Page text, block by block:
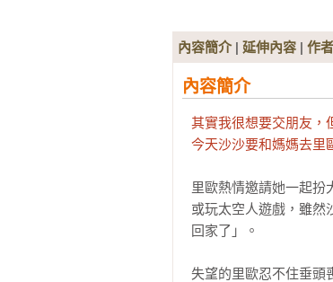
內容簡介| 延伸內容 | 作
內容簡介
其實我很想要交朋友，
今天沙沙要和媽媽去里
里歐熱情邀請她一起扮
或玩太空人遊戲，雖然
回家了」。
失望的里歐忍不住垂頭